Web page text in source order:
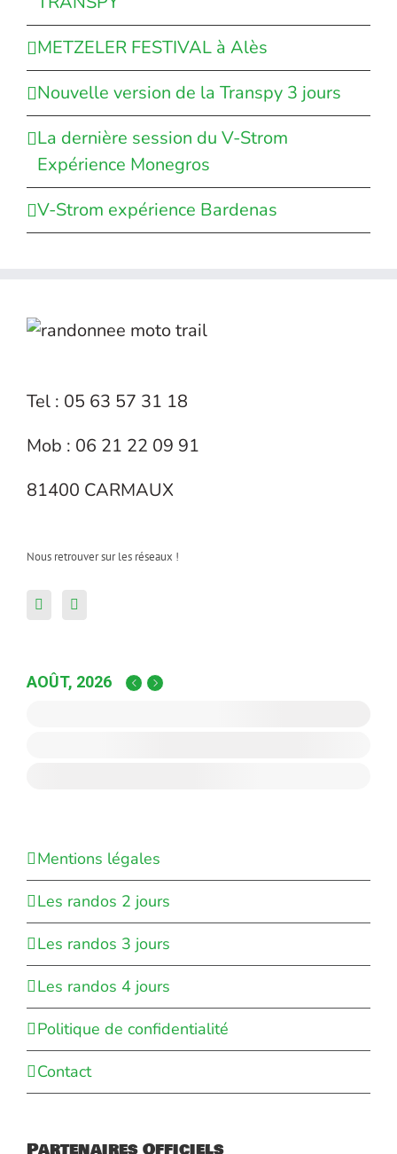
METZELER FESTIVAL à Alès
Nouvelle version de la Transpy 3 jours
La dernière session du V-Strom
Expérience Monegros
V-Strom expérience Bardenas
Tel : 05 63 57 31 18
Mob : 06 21 22 09 91
81400 CARMAUX
Nous retrouver sur les réseaux !
AOÛT, 2026
Mentions légales
Les randos 2 jours
Les randos 3 jours
Les randos 4 jours
Politique de confidentialité
Contact